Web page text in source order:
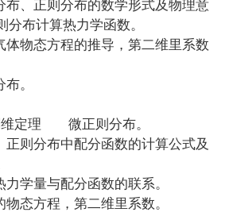
布计算热力学函数。
物态方程的推导，第二维里系数
。
理 微正则分布。
分布中配分函数的计算公式及
量与配分函数的联系。
方程，第二维里系数。